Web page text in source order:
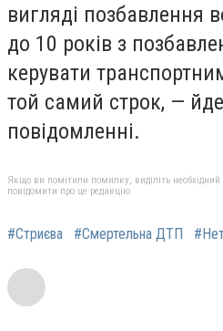
вигляді позбавлення
до 10 років з
керувати
той самий строк, —
повідомленні.
Якщо ви помітили помилку, виділіть необхідний
повідомити про це редакцію
#Стриєва #Смертельна ДТП